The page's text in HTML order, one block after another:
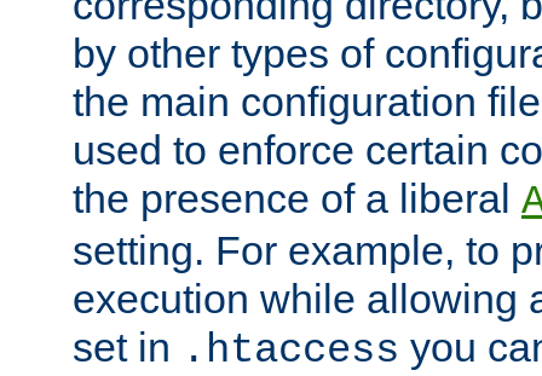
by other types of
the main configuration
used to enforce certain
the presence of a liberal
setting. For example, to
execution while allowing
set in .htaccess you